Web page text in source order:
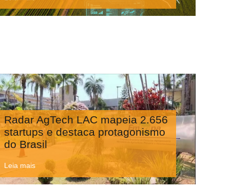
Radar AgTech LAC mapeia 2.656
startups e destaca protagonismo
do Brasil
Leia mais